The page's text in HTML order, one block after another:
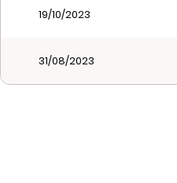
19/10/2023
31/08/2023